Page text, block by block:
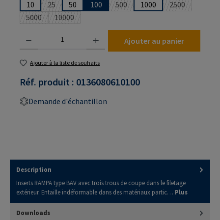
10 25(Cette option n'est pas disponible pour le moment.)
50 100 500(Cette option n'est pas
1000 2500(Cette option
5000(Cette option n'est pas disponible pour le moment.)
10000(Cette option n'est pas disponible pour le moment.)
Ajouter au panier
Ajouter à la liste de souhaits
Réf. produit : 0136080610100
Demande d'échantillon
Description
Inserts RAMPA type BAV avec trois trous de coupe dans le filetage
extérieur. Entaille indéformable dans des matériaux partic… Plus
Downloads